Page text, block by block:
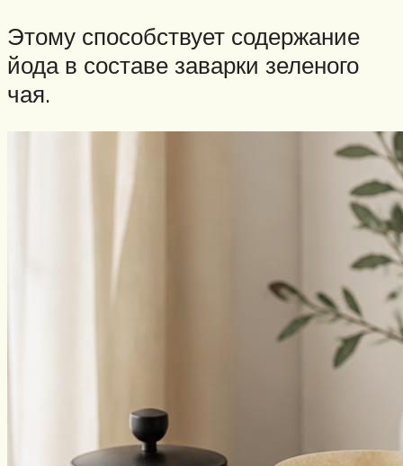
Этому способствует содержание
йода в составе заварки зеленого
чая.